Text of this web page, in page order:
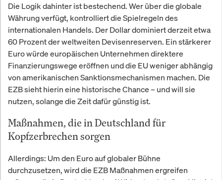
Die Logik dahinter ist bestechend. Wer über die globale
Währung verfügt, kontrolliert die Spielregeln des
internationalen Handels. Der Dollar dominiert derzeit etwa
60 Prozent der weltweiten Devisenreserven. Ein stärkerer
Euro würde europäischen Unternehmen direktere
Finanzierungswege eröffnen und die EU weniger abhängig
von amerikanischen Sanktionsmechanismen machen. Die
EZB sieht hierin eine historische Chance – und will sie
nutzen, solange die Zeit dafür günstig ist.
Maßnahmen, die in Deutschland für
Kopfzerbrechen sorgen
Allerdings: Um den Euro auf globaler Bühne
durchzusetzen, wird die EZB Maßnahmen ergreifen